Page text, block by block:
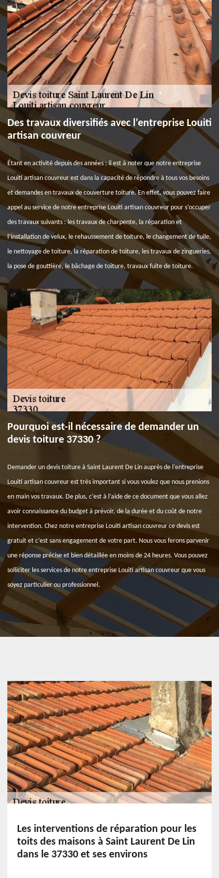
Des travaux diversifiés avec l’entreprise Louiti
artisan couvreur
Étant en activité depuis des années ; il est à noter que notre entreprise
Louiti artisan couvreur est dans la capacité de répondre à tous vos besoins
et demandes en travaux de couverture toiture. En effet, vous pouvez faire
appel au service de notre entreprise Louiti artisan couvreur pour s’occuper
des travaux suivants : les travaux de charpente, la réparation et
l’installation de velux, le rehaussement de toiture, le changement de tuile,
le nettoyage de toiture, la réparation de toiture, les travaux de zingueries,
la pose de gouttière, le bâchage de toiture, travaux fuite de toiture.
Pourquoi est-il nécessaire de demander un
devis toiture 37330 ?
Demander un devis toiture à Saint Laurent De Lin auprès de l’entreprise
Louiti artisan couvreur est très important si vous voulez que nous prenions
en main vos travaux. De plus, c’est à l’aide de ce document que vous allez
avoir connaissance du budget à prévoir, de la durée et du coût de notre
intervention. Chez notre entreprise Louiti artisan couvreur ce devis est
gratuit et c’est sans engagement de votre part. Nous vous ferons parvenir
une réponse précise et bien détaillée en moins de 24 heures. Vous pouvez
solliciter les services de notre entreprise Louiti artisan couvreur que vous
soyez particulier ou professionnel.
Les interventions de réparation pour les
toits des maisons à Saint Laurent De Lin
dans le 37330 et ses environs